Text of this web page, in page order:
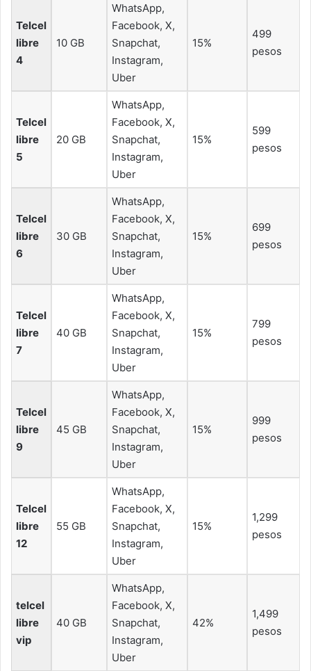
Telcel
libre
4
10 GB
WhatsApp,
Facebook, X,
Snapchat,
Instagram,
Uber
15%
499
pesos
Telcel
libre
5
20 GB
WhatsApp,
Facebook, X,
Snapchat,
Instagram,
Uber
15%
599
pesos
Telcel
libre
6
30 GB
WhatsApp,
Facebook, X,
Snapchat,
Instagram,
Uber
15%
699
pesos
Telcel
libre
7
40 GB
WhatsApp,
Facebook, X,
Snapchat,
Instagram,
Uber
15%
799
pesos
Telcel
libre
9
45 GB
WhatsApp,
Facebook, X,
Snapchat,
Instagram,
Uber
15%
999
pesos
Telcel
libre
12
55 GB
WhatsApp,
Facebook, X,
Snapchat,
Instagram,
Uber
15%
1,299
pesos
telcel
libre
vip
40 GB
WhatsApp,
Facebook, X,
Snapchat,
Instagram,
Uber
42%
1,499
pesos